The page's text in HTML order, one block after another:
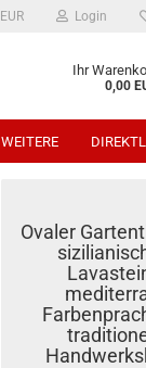
EUR Login
Ihr
0,00
WEITERE
Ovaler